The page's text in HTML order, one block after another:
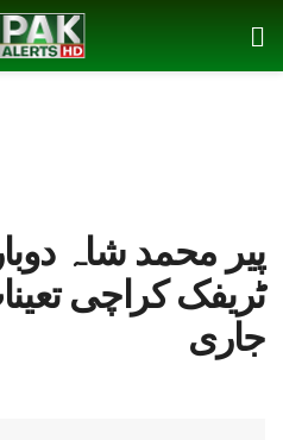
پیر محمد شاہ
ٹریفک کراچی
جاری